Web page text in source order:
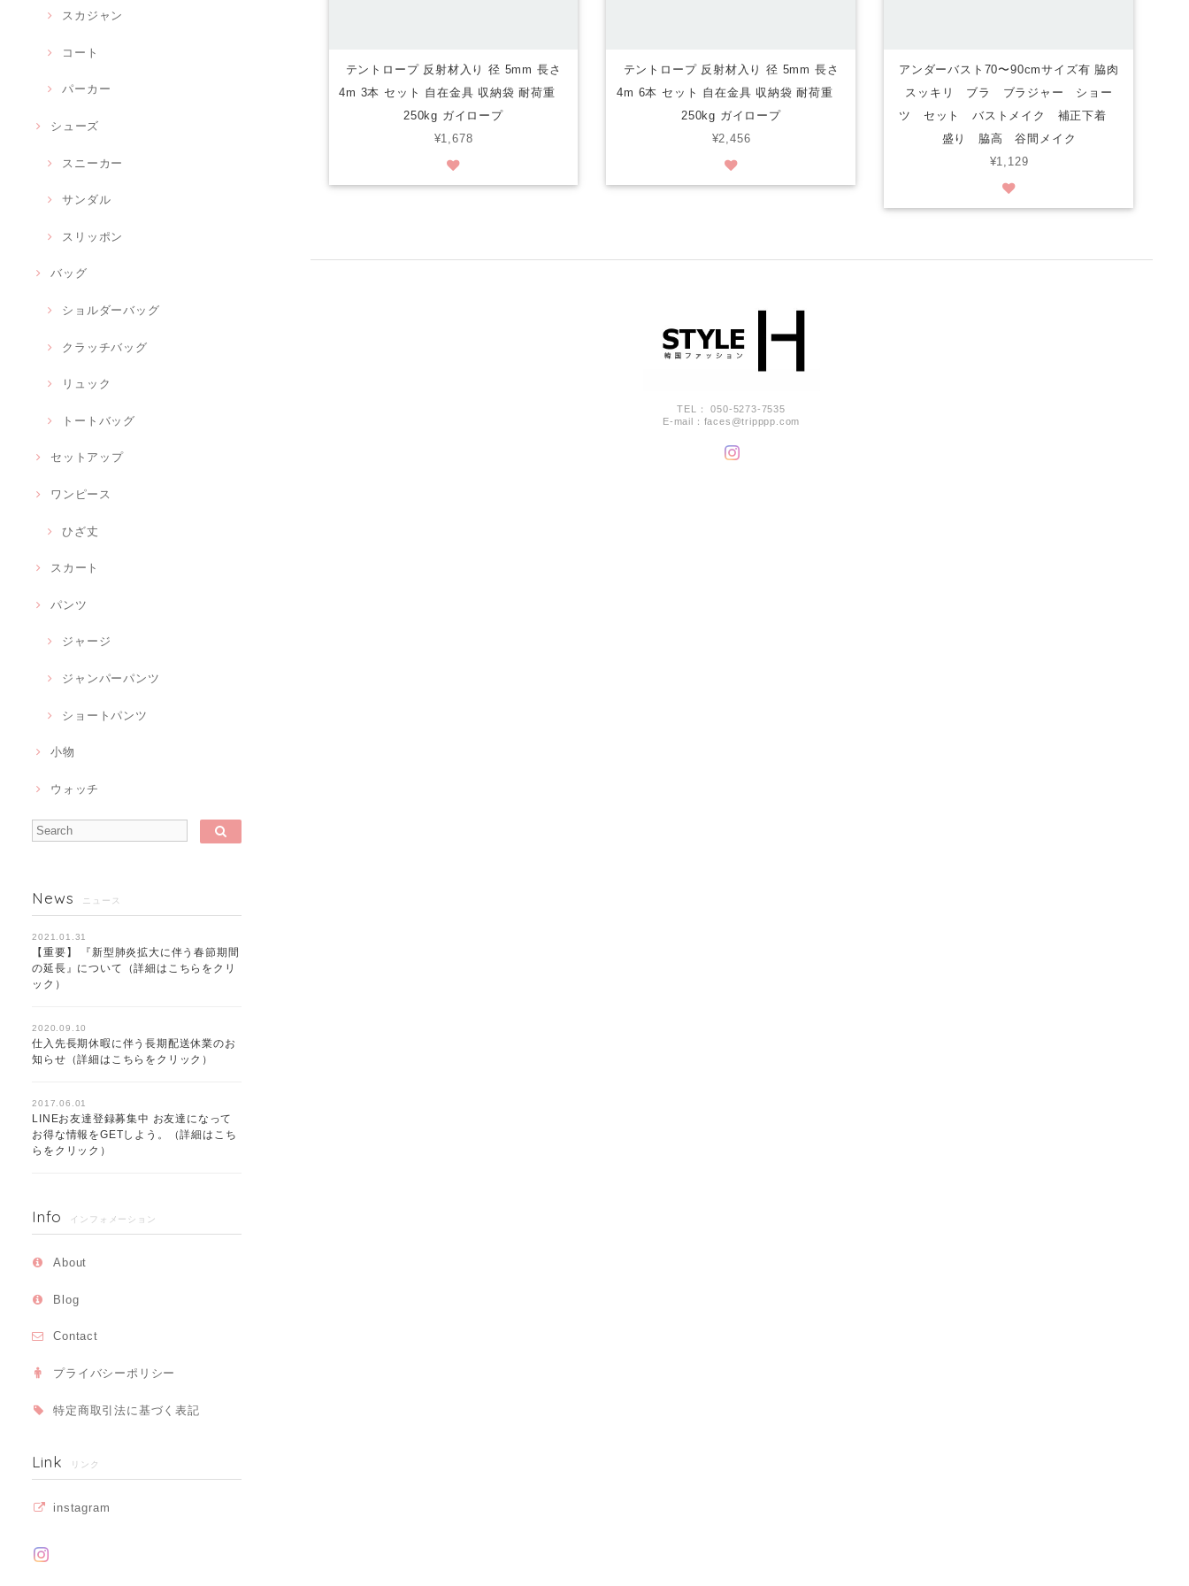
スカジャン
コート
パーカー
シューズ
スニーカー
サンダル
スリッポン
バッグ
ショルダーバッグ
クラッチバッグ
リュック
トートバッグ
セットアップ
ワンピース
ひざ丈
スカート
パンツ
ジャージ
ジャンパーパンツ
ショートパンツ
小物
ウォッチ
News ニュース
2021.01.31
【重要】 『新型肺炎拡大に伴う春節期間
の延長』について（詳細はこちらをクリ
ック）
2020.09.10
仕入先長期休暇に伴う長期配送休業のお
知らせ（詳細はこちらをクリック）
2017.06.01
LINEお友達登録募集中 お友達になって
お得な情報をGETしよう。（詳細はこち
らをクリック）
Info インフォメーション
About
Blog
Contact
プライバシーポリシー
特定商取引法に基づく表記
Link リンク
instagram
テントロープ 反射材入り 径 5mm 長さ
4m 3本 セット 自在金具 収納袋 耐荷重
250kg ガイロープ
¥1,678
テントロープ 反射材入り 径 5mm 長さ
4m 6本 セット 自在金具 収納袋 耐荷重
250kg ガイロープ
¥2,456
アンダーバスト70〜90cmサイズ有 脇肉
スッキリ ブラ ブラジャー ショー
ツ セット バストメイク 補正下着
盛り 脇高 谷間メイク
¥1,129
TEL： 050-5273-7535
E-mail： faces@tripppp.com